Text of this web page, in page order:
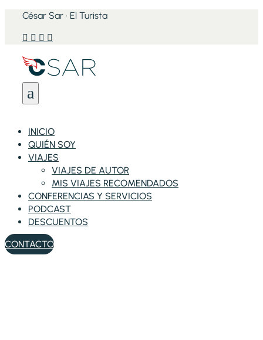
César Sar · El Turista
   
a
INICIO
QUIÉN SOY
VIAJES
VIAJES DE AUTOR
MIS VIAJES RECOMENDADOS
CONFERENCIAS Y SERVICIOS
PODCAST
DESCUENTOS
CONTACTO